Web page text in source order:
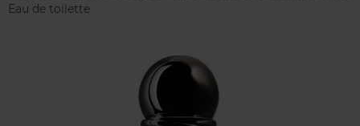
Eau de toilette